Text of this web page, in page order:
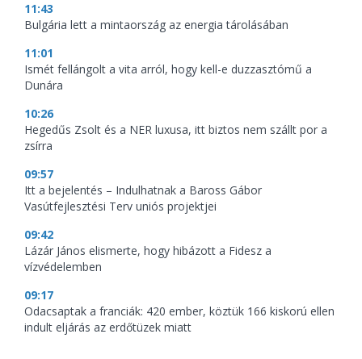
11:43
Bulgária lett a mintaország az energia tárolásában
11:01
Ismét fellángolt a vita arról, hogy kell-e duzzasztómű a
Dunára
10:26
Hegedűs Zsolt és a NER luxusa, itt biztos nem szállt por a
zsírra
09:57
Itt a bejelentés – Indulhatnak a Baross Gábor
Vasútfejlesztési Terv uniós projektjei
09:42
Lázár János elismerte, hogy hibázott a Fidesz a
vízvédelemben
09:17
Odacsaptak a franciák: 420 ember, köztük 166 kiskorú ellen
indult eljárás az erdőtüzek miatt